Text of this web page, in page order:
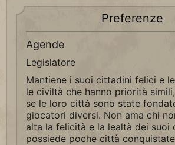
Preferenze
Agende
Legislatore
Mantiene i suoi cittadini felici e
le civiltà che hanno priorità
se le loro città sono state
giocatori diversi. Non ama chi
alta la felicità e la lealtà dei suoi
possiede poche città